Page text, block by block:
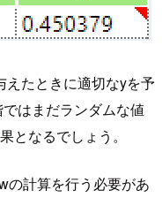
えたときに適切なyを予
はまだランダムな値
となるでしょう。
の計算を行う必要があ